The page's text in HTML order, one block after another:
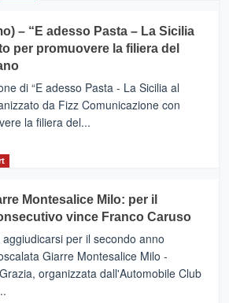
– “E adesso Pasta – La Sicilia
per promuovere la filiera del
di “E adesso Pasta - La Sicilia al
da Fizz Comunicazione con
la filiera del...
Montesalice Milo: per il
vince Franco Caruso
per il secondo anno
Giarre Montesalice Milo -
organizzata dall'Automobile Club